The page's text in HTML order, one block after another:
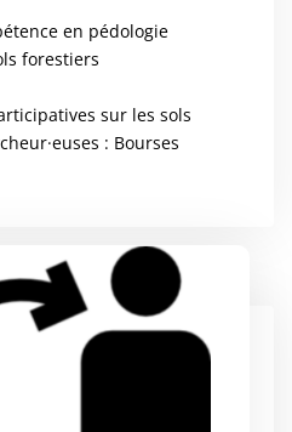
en pédologie
forestiers
sur les sols
: Bourses